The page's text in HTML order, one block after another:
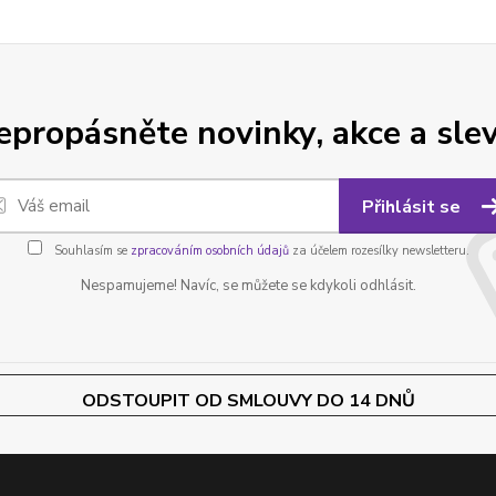
novinky, akce a
Přihlásit se
Souhlasím se zpracováním osobních údajůza účelem rozesílky newsletteru.
Nespamujeme! Navíc, se můžete se kdykoli odhlásit.
ODSTOUPIT OD SMLOUVY DO 14 DNŮ